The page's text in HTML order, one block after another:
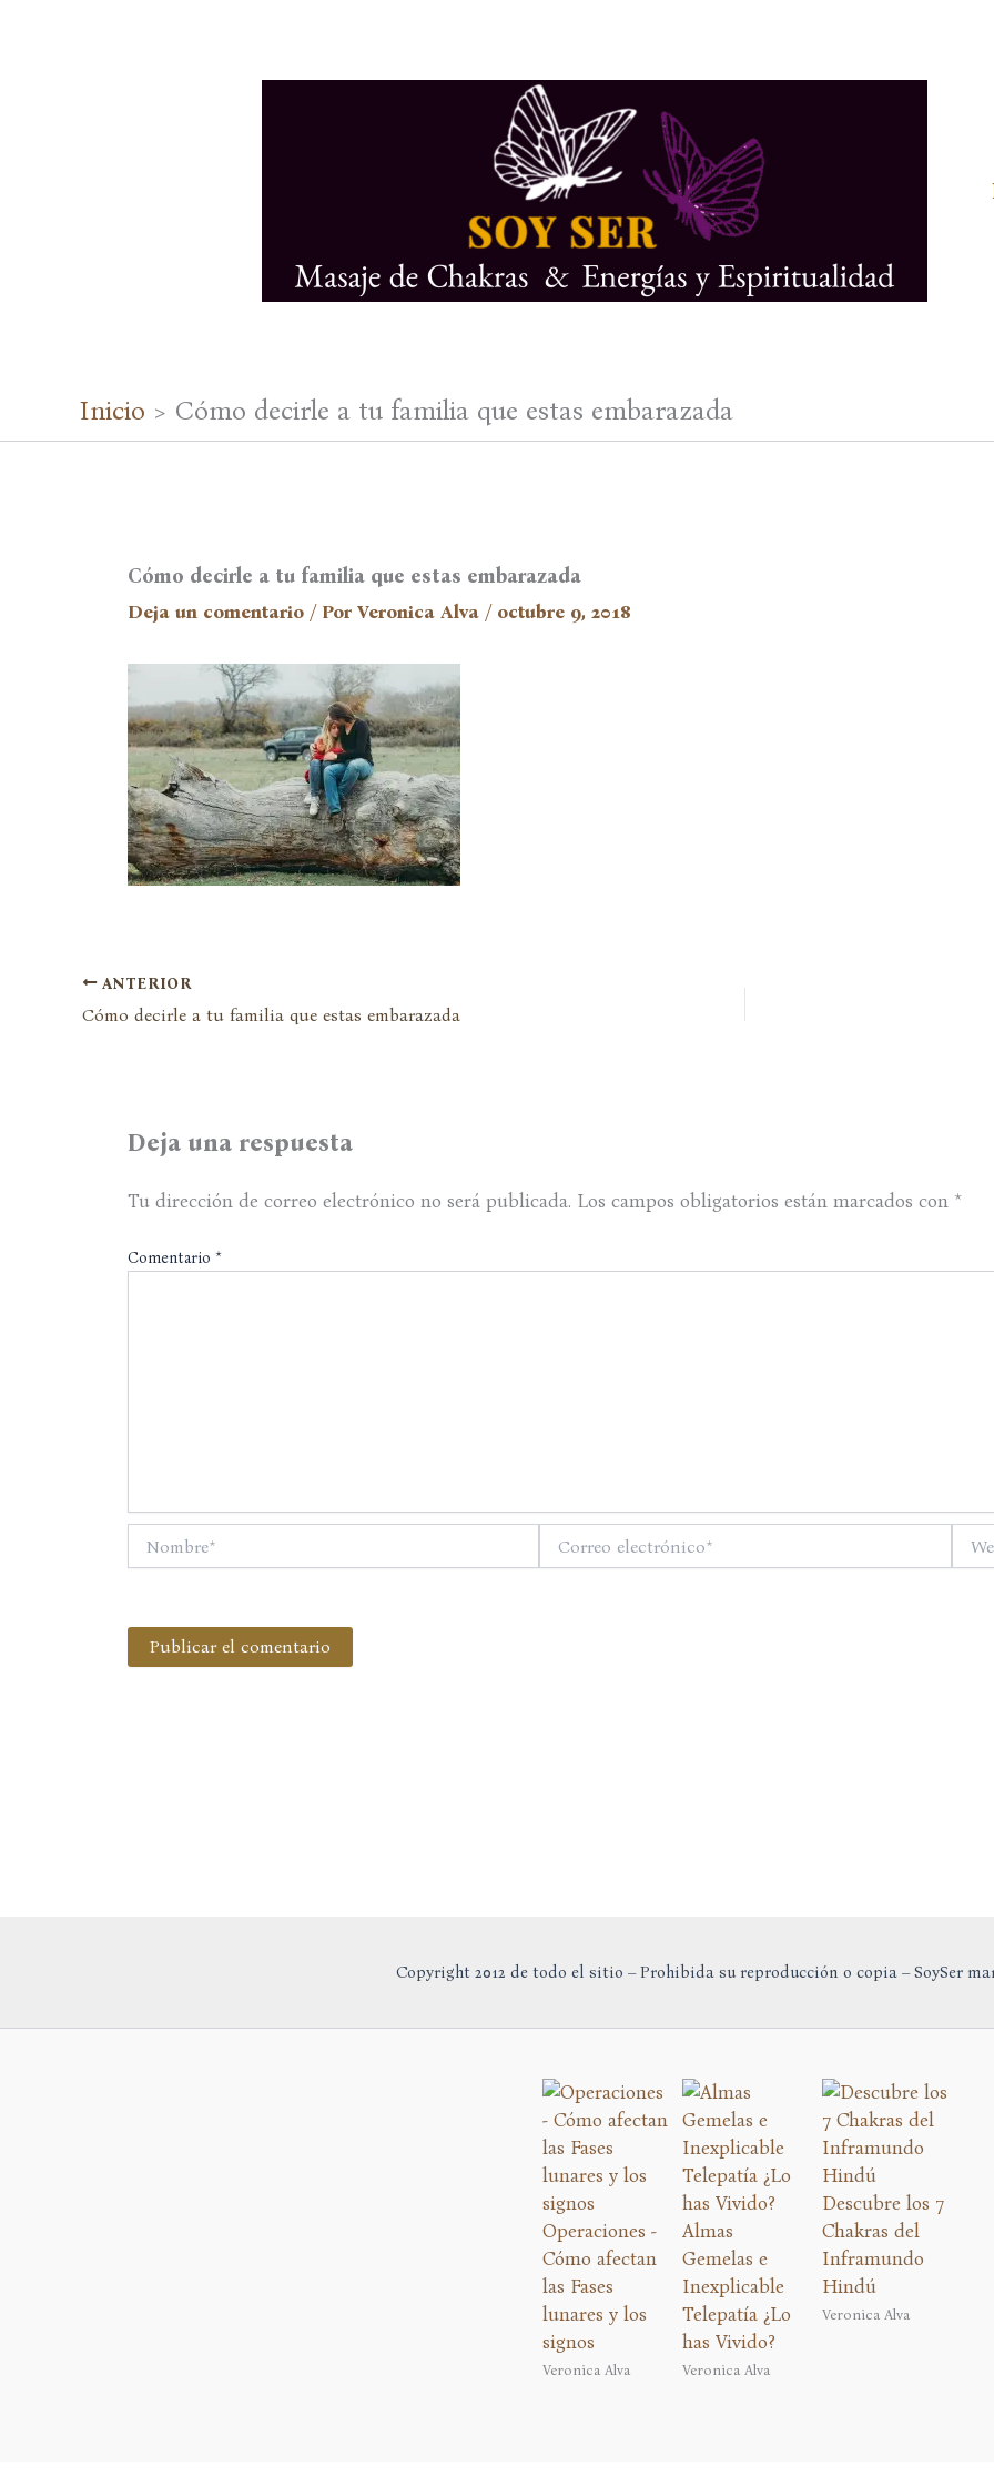
Inicio Cómo decirle a tu familia que estas embarazada
Cómo decirle a tu familia que estas embarazada
Deja un comentario / Por Veronica Alva / octubre 9, 2018
ANTERIOR
Cómo decirle a tu familia que estas embarazada
Deja una respuesta
Tu dirección de correo electrónico no será publicada. Los campos obligatorios están marcados con *
Comentario *
electrónico*
Copyright 2012 de todo el sitio – Prohibida su reproducción o copia – SoySer
Operaciones -
Cómo afectan
las Fases
lunares y los
signos
Veronica Alva
Almas
Gemelas e
Inexplicable
Telepatía ¿Lo
has Vivido?
Veronica Alva
Descubre los 7
Chakras del
Inframundo
Hindú
Veronica Alva